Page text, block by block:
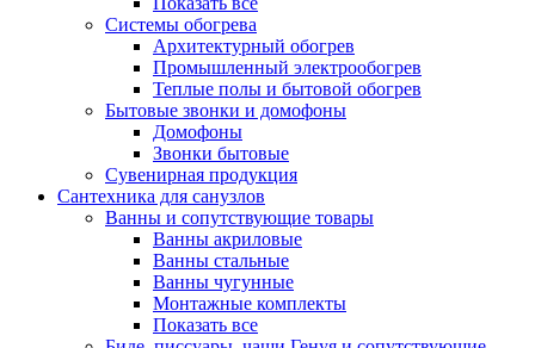
Системы обогрева
Архитектурный обогрев
Промышленный электрообогрев
Теплые полы и бытовой обогрев
Бытовые звонки и домофоны
Домофоны
Звонки бытовые
Сувенирная продукция
Сантехника для санузлов
Ванны и сопутствующие товары
Ванны акриловые
Ванны стальные
Ванны чугунные
Монтажные комплекты
Показать все